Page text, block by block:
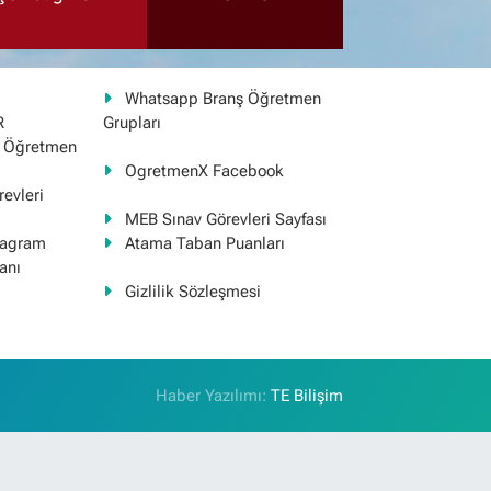
Whatsapp Branş Öğretmen
Grupları
Öğretmen
OgretmenX Facebook
MEB Sınav Görevleri Sayfası
Atama Taban Puanları
Gizlilik Sözleşmesi
Haber Yazılımı:TE Bilişim